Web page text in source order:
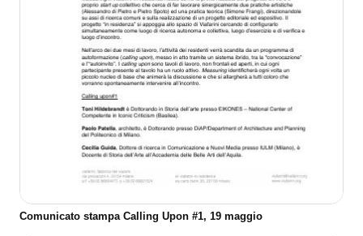
Comunicato stampa Calling Upon #1, 19 maggio